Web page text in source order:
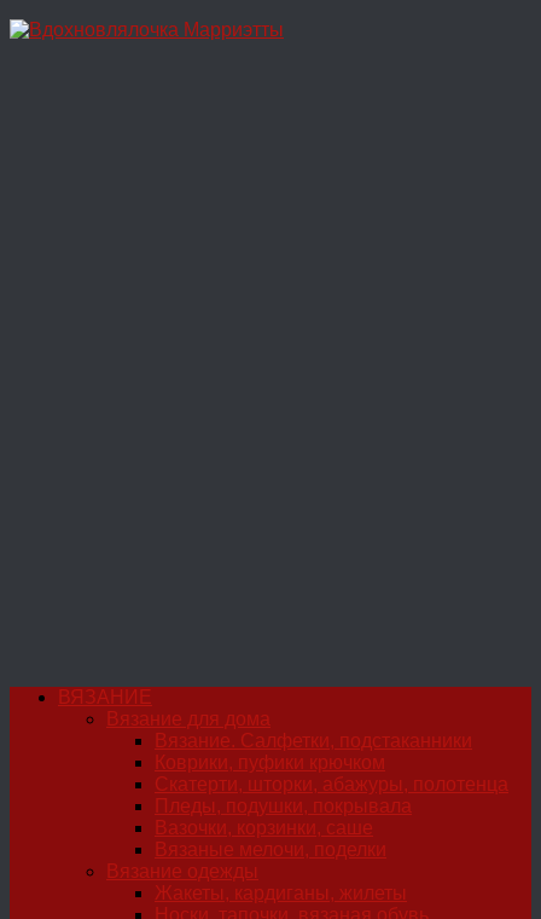
Перейти
ВЯЗАНИЕ
Вязание для дома
Вязание. Салфетки, подстаканники
Коврики, пуфики крючком
Скатерти, шторки, абажуры, полотенца
Пледы, подушки, покрывала
Вазочки, корзинки, саше
Вязаные мелочи, поделки
Вязание одежды
Жакеты, кардиганы, жилеты
Носки, тапочки, вязаная обувь